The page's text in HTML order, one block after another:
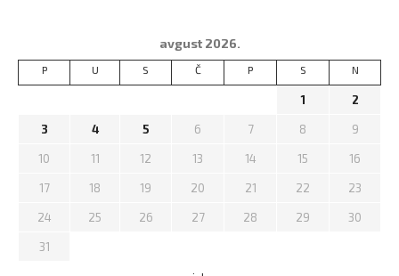
avgust 2026.
P U S Č P S N
1 2
3 4 5 6 7 8 9
10 11 12 13 14 15 16
17 18 19 20 21 22 23
24 25 26 27 28 29 30
31